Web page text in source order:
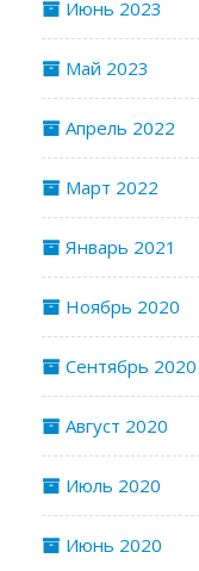
Июнь 2023
Май 2023
Апрель 2022
Март 2022
Январь 2021
Ноябрь 2020
Сентябрь 2020
Август 2020
Июль 2020
Июнь 2020